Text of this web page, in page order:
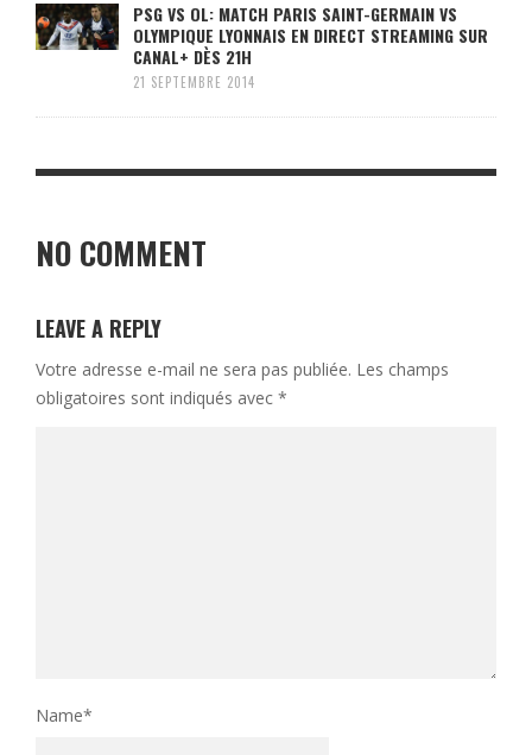
PSG VS OL: MATCH PARIS SAINT-GERMAIN VS
OLYMPIQUE LYONNAIS EN DIRECT STREAMING SUR
CANAL+ DÈS 21H
21 SEPTEMBRE 2014
NO COMMENT
LEAVE A REPLY
Votre adresse e-mail ne sera pas publiée. Les champs
obligatoires sont indiqués avec *
Name*